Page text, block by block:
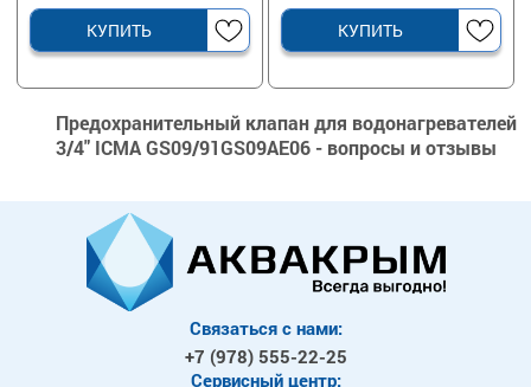
КУПИТЬ КУПИТЬ
Предохранительный клапан для водонагревателей
3/4" ICMA GS09/91GS09AЕ06 - вопросы и отзывы
Связаться с нами:
+7 (978) 555-22-25
Сервисный центр: